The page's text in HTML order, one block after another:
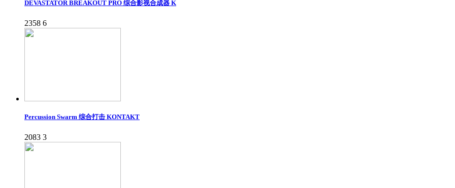
DEVASTATOR BREAKOUT PRO 综合影视合成器 K
2358 6
Percussion Swarm 综合打击 KONTAKT
2083 3